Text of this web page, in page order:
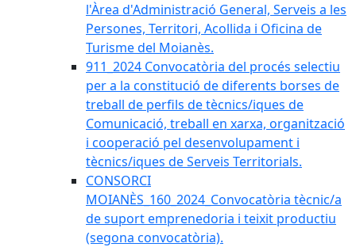
l'Àrea d'Administració General, Serveis a les
Persones, Territori, Acollida i Oficina de
Turisme del Moianès.
911_2024 Convocatòria del procés selectiu
per a la constitució de diferents borses de
treball de perfils de tècnics/iques de
Comunicació, treball en xarxa, organització
i cooperació pel desenvolupament i
tècnics/iques de Serveis Territorials.
CONSORCI
MOIANÈS_160_2024_Convocatòria tècnic/a
de suport emprenedoria i teixit productiu
(segona convocatòria).